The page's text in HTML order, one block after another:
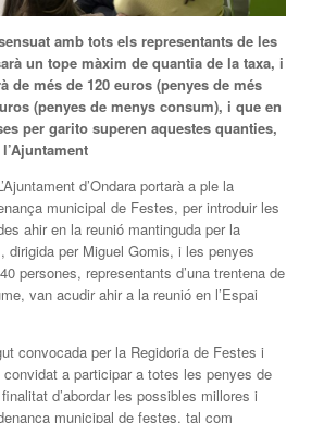
amb tots els representants de les
un tope màxim de quantia de la taxa, i
de més de 120 euros (penyes de més
(penyes de menys consum), i que en
per garito superen aquestes quanties,
d’Ondara portarà a ple la
municipal de Festes, per introduir les
ahir en la reunió mantinguda per la
dirigida per Miguel Gomis, i les penyes
persones, representants d’una trentena de
van acudir ahir a la reunió en l’Espai
convocada per la Regidoria de Festes i
convidat a participar a totes les penyes de
d’abordar les possibles millores i
municipal de festes, tal com